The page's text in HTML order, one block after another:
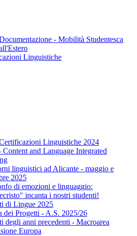
- Mobilità Studentesca
Linguistiche
Linguistiche 2024
and Language Integrated
linguistici ad Alicante - maggio e
2025
di emozioni e linguaggio:
incanta i nostri studenti!
di Lingue 2025
dei Progetti - A.S. 2025/26
degli anni precedenti - Macroarea
Europa